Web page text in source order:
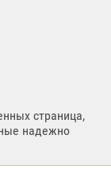
страница,
надежно